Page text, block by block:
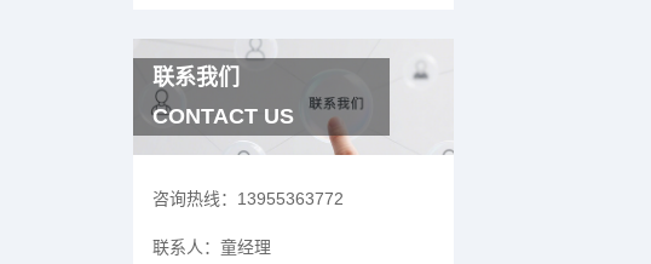
联系我们
CONTACT US
咨询热线： 13955363772
联系人： 童经理